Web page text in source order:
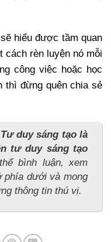
hiểu được tầm quan
cách rèn luyện nó mỗi
công việc hoặc học
thì đừng quên chia sẻ
Tư duy sáng tạo là
tư duy sáng tạo
bình luận, xem
phía dưới và mong
thông tin thú vị.